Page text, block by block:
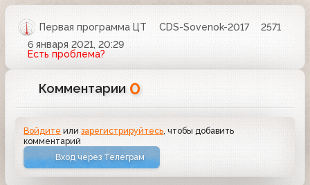
Первая программа ЦТ CDS-Sovenok-2017
2571
6 января 2021, 20:29
Есть проблема?
Комментарии 0
Войдите илизарегистрируйтесь , чтобы добавить
комментарий
Вход через Телеграм